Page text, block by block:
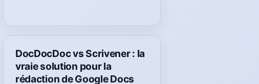
DocDocDoc vs Scrivener : la
vraie solution pour la
rédaction de Google Docs